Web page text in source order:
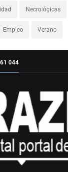
Necrológicas
Empleo Verano
044